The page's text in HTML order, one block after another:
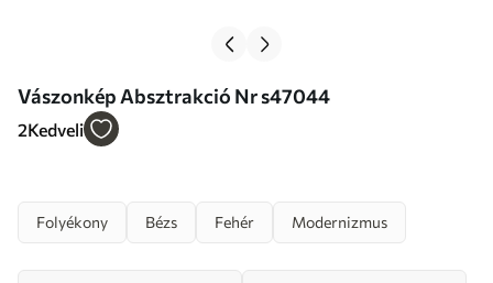
Vászonkép Absztrakció Nr s47044
2Kedveli
Folyékony Bézs Fehér Modernizmus